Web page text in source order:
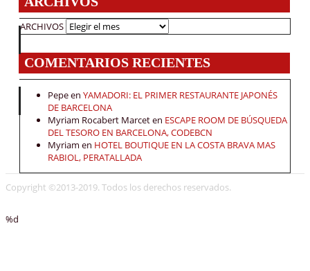
ARCHIVOS
COMENTARIOS RECIENTES
Pepeen YAMADORI: EL PRIMER RESTAURANTE JAPONÉS
DE BARCELONA
Myriam Rocabert Marceten ESCAPE ROOM DE BÚSQUEDA
DEL TESORO EN BARCELONA, CODEBCN
Myriam en HOTEL BOUTIQUE EN LA COSTA BRAVA MAS
RABIOL, PERATALLADA
Copyright ©2013-2019. Todos los derechos reservados.
%d